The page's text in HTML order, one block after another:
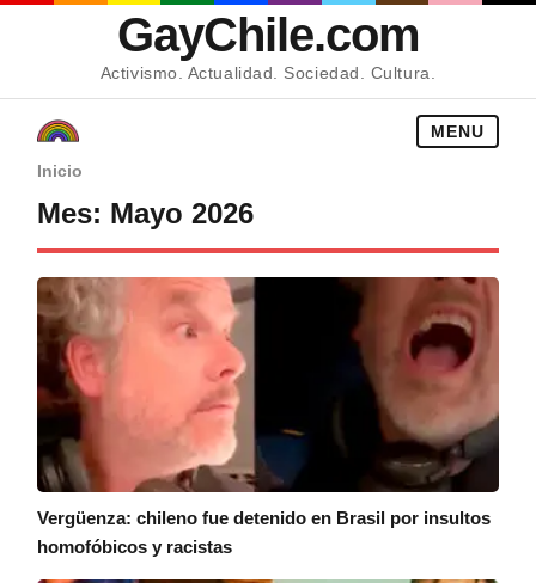
GayChile.com
Activismo. Actualidad. Sociedad. Cultura.
MENU
Inicio
Mes: Mayo 2026
Vergüenza: chileno fue detenido en Brasil por insultos
homofóbicos y racistas